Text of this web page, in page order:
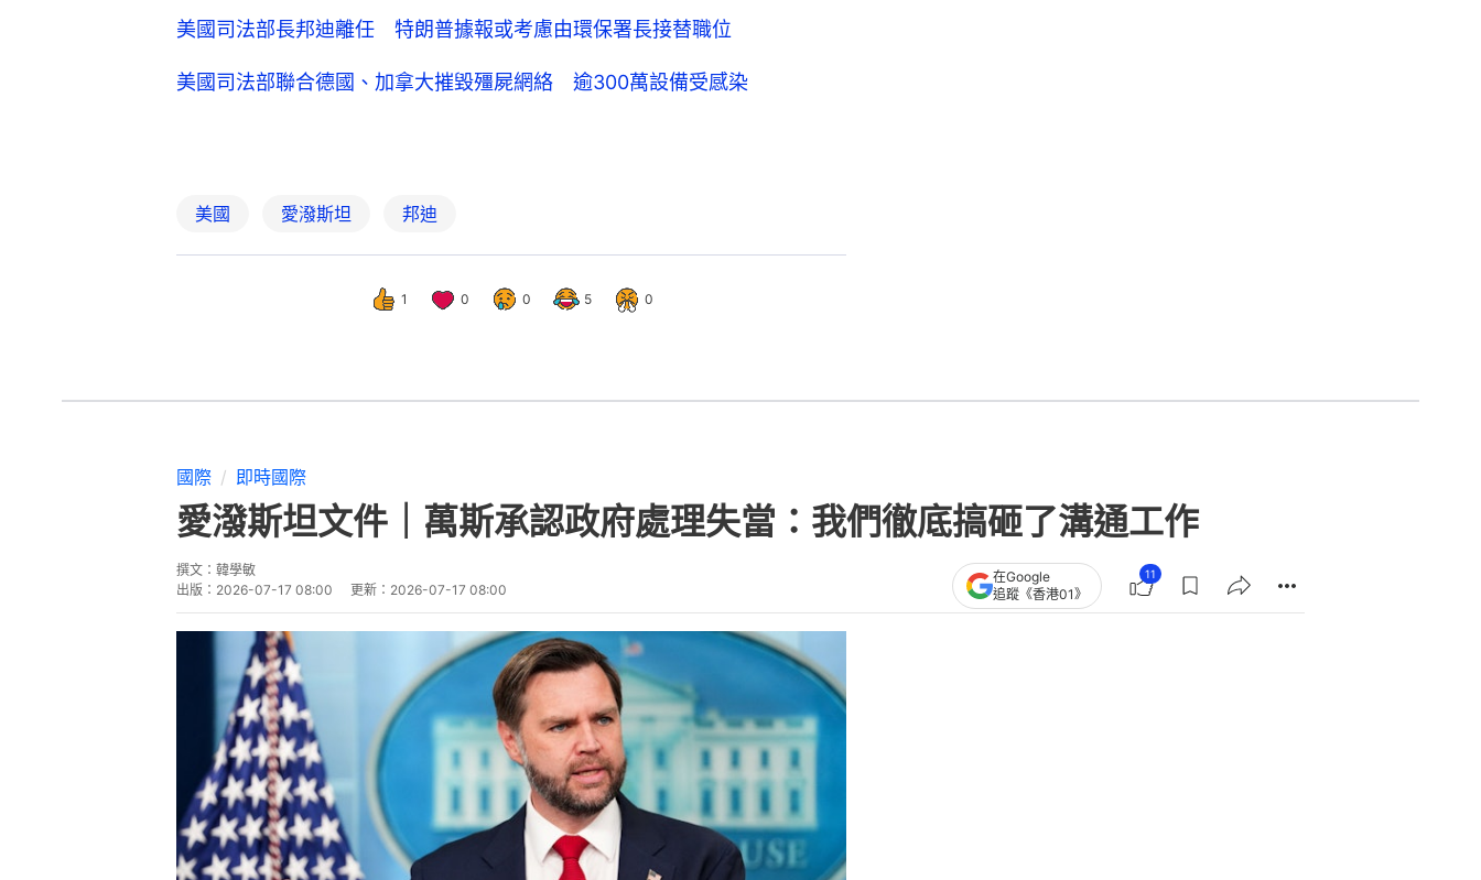
美國司法部長邦迪離任 特朗普據報或考慮由環保署長接替職位
美國司法部聯合德國、加拿大摧毀殭屍網絡 逾300萬設備受感染
美國 愛潑斯坦 邦迪
1 0 0 5 0
國際 即時國際
愛潑斯坦文件｜萬斯承認政府處理失當：我們徹底搞砸了溝通工作
撰文： 韓學敏
出版： 2026-07-17 08:00 更新： 2026-07-17 08:00
在Google
追蹤《香港01》
11